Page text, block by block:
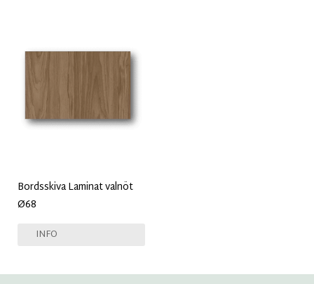
Bordsskiva Laminat valnöt
Ø68
INFO